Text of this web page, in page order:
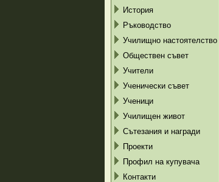
История
Ръководство
Училищно настоятелство
Обществен съвет
Учители
Ученически съвет
Ученици
Училищен живот
Сътезания и награди
Проекти
Профил на купувача
Контакти